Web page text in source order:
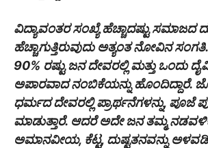
ವಿದ್ಯಾವಂತರ ಸಂಖ್ಯೆ ಹೆಚ್ಚಾದಷ್ಟು ಸಮಾಜದ
ಹೆಚ್ಚಾಗುತ್ತಿರುವುದು ಅತ್ಯಂತ ನೋವಿನ
90% ರಷ್ಟು ಜನ ದೇವರಲ್ಲಿ ಮತ್ತು ಒಂದು
ಅಪಾರವಾದ ನಂಬಿಕೆಯನ್ನು ಹೊಂದಿದ್ದಾರೆ.
ಧರ್ಮದ ದೇವರಲ್ಲಿ ಪ್ರಾರ್ಥನೆಗಳನ್ನು, ಪೂಜೆ
ಮಾಡುತ್ತಾರೆ. ಆದರೆ ಅದೇ ಜನ ತಮ್ಮ
ಅಮಾನವೀಯ, ಕೆಟ್ಟ, ದುಷ್ಟತನವನ್ನು